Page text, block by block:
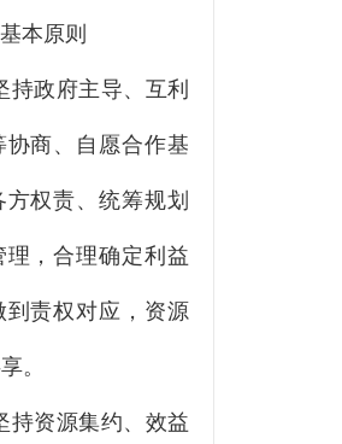
本原则
持政府主导、互利
协商、 自愿合作基
权责、统筹规划
，合理确定利益
到责权对应，资源
。
持资源集约、效益